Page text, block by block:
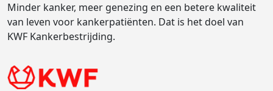
Minder kanker, meer genezing en een betere kwaliteit
van leven voor kankerpatiënten. Dat is het doel van
KWF Kankerbestrijding.